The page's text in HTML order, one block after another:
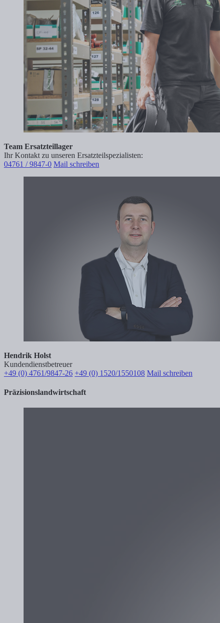
Team Ersatzteillager
Ihr Kontakt zu unseren Ersatzteilspezialisten:
04761 / 9847-0 Mail schreiben
Hendrik Holst
Kundendienstbetreuer
+49 (0) 4761/9847-26 +49 (0) 1520/1550108 Mail schreiben
Präzisionslandwirtschaft